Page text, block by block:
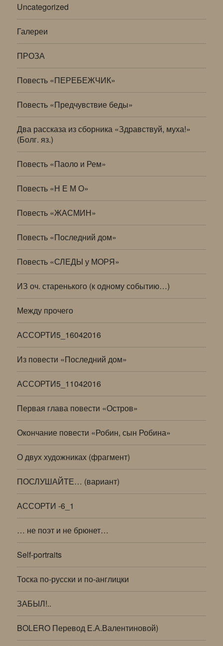
Uncategorized
Галереи
ПРОЗА
Повесть «ПЕРЕБЕЖЧИК»
Повесть «Предчувствие беды»
Два рассказа из сборника «Здравствуй, муха!»
(Болг. яз.)
Повесть «Паоло и Рем»
Повесть «Н Е М О»
Повесть «ЖАСМИН»
Повесть «Последний дом»
Повесть «СЛЕДЫ у МОРЯ»
ИЗ оч. старенького (к одному событию…)
Между прочего
АССОРТИ5_16042016
Из повести «Последний дом»
АССОРТИ5_11042016
Первая глава повести «Остров»
Окончание повести «Робин, сын Робина»
О двух художниках (фрагмент)
ПОСЛУШАЙТЕ… (вариант)
АССОРТИ -6_1
… не поэт и не брюнет…
Self-portraits
Тоска по-русски и по-англицки
ЗАБЫЛ!..
BOLERO Перевод Е.А.Валентиновой)